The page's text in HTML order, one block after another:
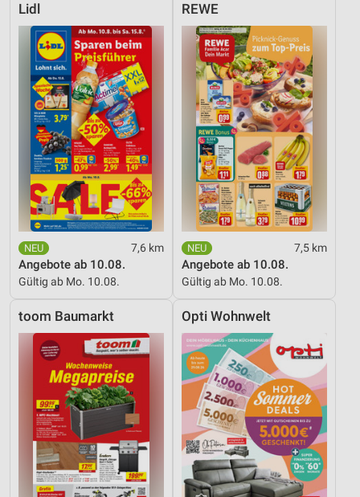
Lidl
7,6 km
Angebote ab 10.08.
Gültig ab Mo. 10.08.
REWE
7,5 km
Angebote ab 10.08.
Gültig ab Mo. 10.08.
toom Baumarkt Opti Wohnwelt